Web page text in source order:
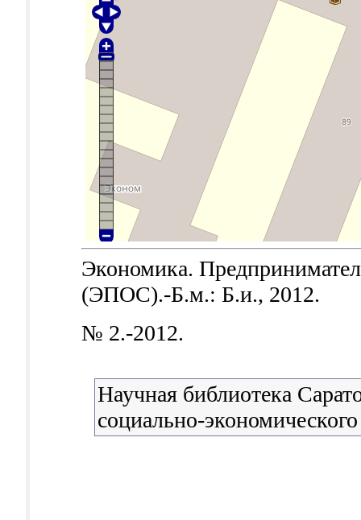
Экономика.
(ЭПОС).-Б.м.: Б.и., 2012.
№ 2.-2012.
Научная библиотека
социально-